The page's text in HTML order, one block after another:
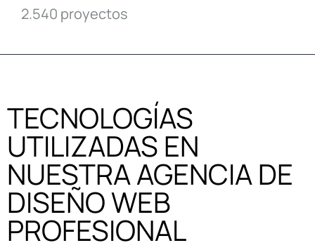
2.540 proyectos
TECNOLOGÍAS
UTILIZADAS EN
NUESTRA AGENCIA DE
DISEÑO WEB
PROFESIONAL